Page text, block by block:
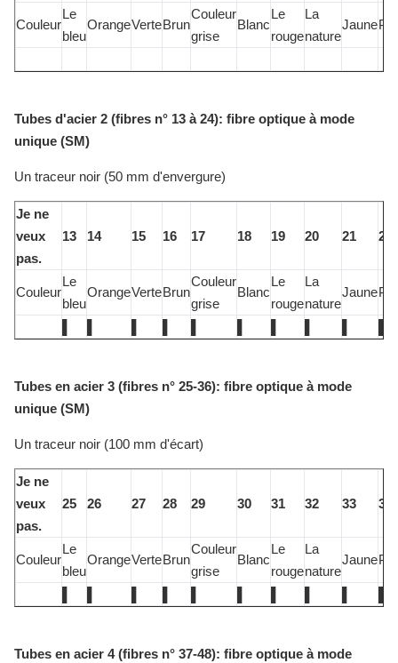
Couleur
Le
bleu
OrangeVerteBrun
Couleur
grise
Blanc
Le
rouge
La
nature
Jaune
Tubes d'acier 2 (fibres n° 13 à 24): fibre optique à mode
unique (SM)
Un traceur noir (50 mm d'envergure)
Je ne
veux
pas.
13 14 15 16 17 18 19 20 21 22
Couleur
Le
bleu
OrangeVerteBrun
Couleur
grise
Blanc
Le
rouge
La
nature
Jaune
Tubes en acier 3 (fibres n° 25-36): fibre optique à mode
unique (SM)
Un traceur noir (100 mm d'écart)
Je ne
veux
pas.
25 26 27 28 29 30 31 32 33 34
Couleur
Le
bleu
OrangeVerteBrun
Couleur
grise
Blanc
Le
rouge
La
nature
Jaune
Tubes en acier 4 (fibres n° 37-48): fibre optique à mode